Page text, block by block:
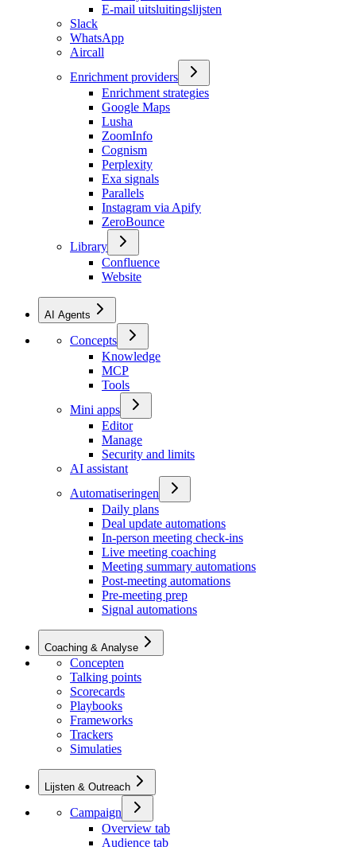
E-mail uitsluitingslijsten
Slack
WhatsApp
Aircall
Enrichment providers
Enrichment strategies
Google Maps
Lusha
ZoomInfo
Cognism
Perplexity
Exa signals
Parallels
Instagram via Apify
ZeroBounce
Library
Confluence
Website
AI Agents
Concepts
Knowledge
MCP
Tools
Mini apps
Editor
Manage
Security and limits
AI assistant
Automatiseringen
Daily plans
Deal update automations
In-person meeting check-ins
Live meeting coaching
Meeting summary automations
Post-meeting automations
Pre-meeting prep
Signal automations
Coaching & Analyse
Concepten
Talking points
Scorecards
Playbooks
Frameworks
Trackers
Simulaties
Lijsten & Outreach
Campaign
Overview tab
Audience tab